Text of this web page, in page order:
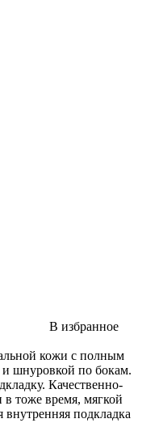
В избранное
кожи с полным
шнуровкой по бокам.
Качественно-
в тоже время, мягкой
подкладка